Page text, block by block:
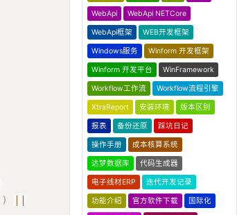
)
||
WebApi WebApi NETCore
WebApi框架 WEB开发框架
Windows服务 Winform 开发框架
Winform 开发平台 WinFramework
Workflow工作流 Workflow流程引擎
XtraReport 安装环境 版本区别
报表 备份还原 踩坑日记
操作手册 成本核算系统
达梦数据库 代码生成器
电子线材ERP 迭代开发记录
功能介绍 官方软件下载 国际化